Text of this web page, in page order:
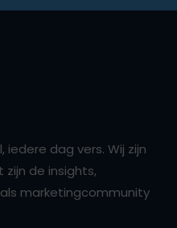
dag vers. Wij zijn
de insights,
marketingcommunity